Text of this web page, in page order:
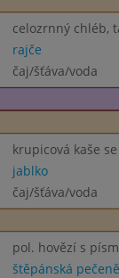
celozrnný chléb,
rajče
čaj/šťáva/voda
krupicová kaše
jablko
čaj/šťáva/voda
pol. hovězí s
štěpánská pečeně